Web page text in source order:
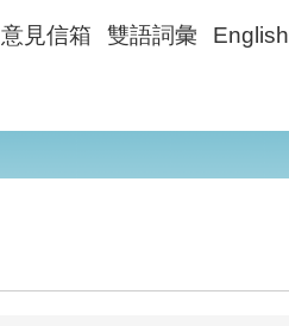
意見信箱 雙語詞彙 English